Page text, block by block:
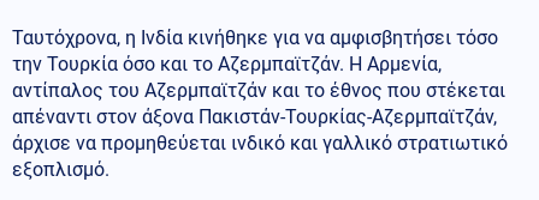
Ταυτόχρονα, η Ινδία κινήθηκε για να αμφισβητήσει τόσο
την Τουρκία όσο και το Αζερμπαϊτζάν. Η Αρμενία,
αντίπαλος του Αζερμπαϊτζάν και το έθνος που στέκεται
απέναντι στον άξονα Πακιστάν-Τουρκίας-Αζερμπαϊτζάν,
άρχισε να προμηθεύεται ινδικό και γαλλικό στρατιωτικό
εξοπλισμό.